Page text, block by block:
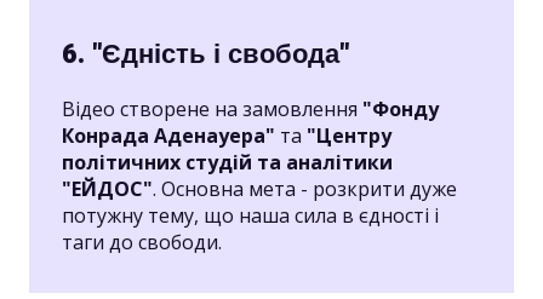
6. "Єдність і свобода"
Відео створене на замовлення "Фонду
Конрада Аденауера" та "Центру
політичних студій та аналітики
"ЕЙДОС". Основна мета - розкрити дуже
потужну тему, що наша сила в єдності і
таги до свободи.